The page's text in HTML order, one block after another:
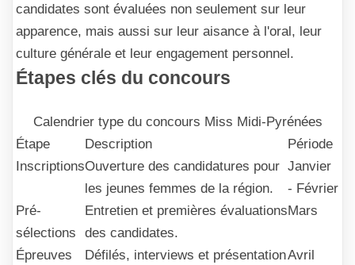
candidates sont évaluées non seulement sur leur
apparence, mais aussi sur leur aisance à l'oral, leur
culture générale et leur engagement personnel.
Étapes clés du concours
Calendrier type du concours Miss Midi-Pyrénées
Étape
Description
Période
InscriptionsOuverture des candidatures pour
les jeunes femmes de la région.
Janvier
- Février
Pré-
sélections
Entretien et premières évaluations
des candidates.
Mars
Épreuves
Défilés, interviews et présentationAvril